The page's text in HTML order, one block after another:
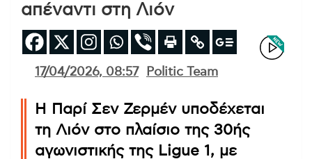
απέναντι στη Λιόν
17/04/2026, 08:57 Politic Team
Η Παρί Σεν Ζερμέν υποδέχεται
τη Λιόν στο πλαίσιο της 30ής
αγωνιστικής της Ligue 1, με